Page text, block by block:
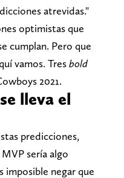
atrevidas."
optimistas que
cumplan. Pero que
vamos. Tresbold
2021.
lleva el
predicciones,
sería algo
imposible negar que